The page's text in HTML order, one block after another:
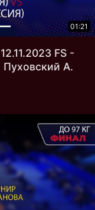
01:21
FS -
Пуховский А.